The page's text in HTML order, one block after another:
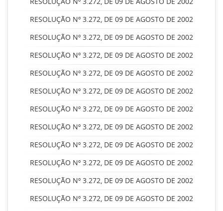
RESOLUÇÃO Nº 3.272, DE 09 DE AGOSTO DE 2002
RESOLUÇÃO Nº 3.272, DE 09 DE AGOSTO DE 2002
RESOLUÇÃO Nº 3.272, DE 09 DE AGOSTO DE 2002
RESOLUÇÃO Nº 3.272, DE 09 DE AGOSTO DE 2002
RESOLUÇÃO Nº 3.272, DE 09 DE AGOSTO DE 2002
RESOLUÇÃO Nº 3.272, DE 09 DE AGOSTO DE 2002
RESOLUÇÃO Nº 3.272, DE 09 DE AGOSTO DE 2002
RESOLUÇÃO Nº 3.272, DE 09 DE AGOSTO DE 2002
RESOLUÇÃO Nº 3.272, DE 09 DE AGOSTO DE 2002
RESOLUÇÃO Nº 3.272, DE 09 DE AGOSTO DE 2002
RESOLUÇÃO Nº 3.272, DE 09 DE AGOSTO DE 2002